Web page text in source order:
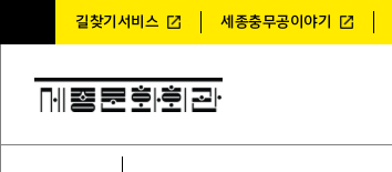
길찾기서비스 세종충무공이야기